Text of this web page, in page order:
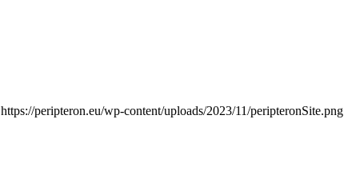
https://peripteron.eu/wp-content/uploads/2023/11/peripteronSite.png